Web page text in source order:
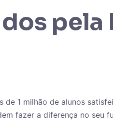
pela
de 1 milhão de alunos
fazer a diferença no seu